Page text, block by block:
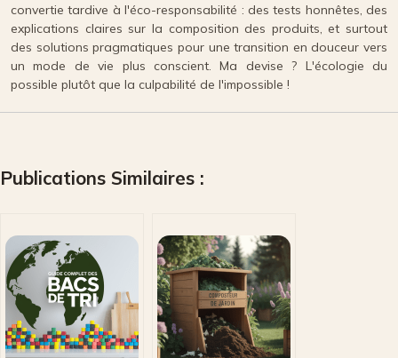
convertie tardive à l'éco-responsabilité : des tests honnêtes, des
explications claires sur la composition des produits, et surtout
des solutions pragmatiques pour une transition en douceur vers
un mode de vie plus conscient. Ma devise ? L'écologie du
possible plutôt que la culpabilité de l'impossible !
Publications Similaires :